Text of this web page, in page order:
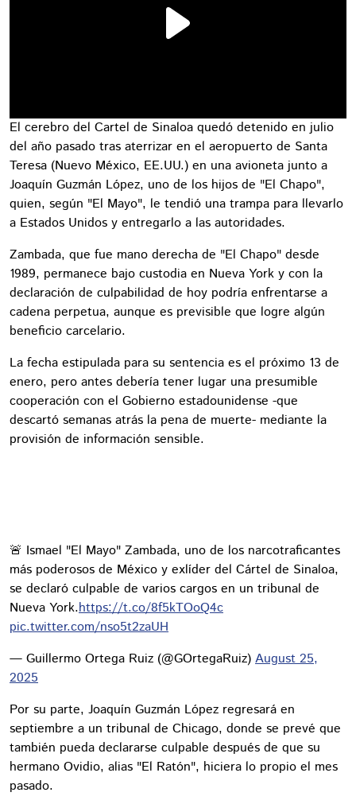
El cerebro del Cartel de Sinaloa quedó detenido en julio
del año pasado tras aterrizar en el aeropuerto de Santa
Teresa (Nuevo México, EE.UU.) en una avioneta junto a
Joaquín Guzmán López, uno de los hijos de "El Chapo",
quien, según "El Mayo", le tendió una trampa para llevarlo
a Estados Unidos y entregarlo a las autoridades.
Zambada, que fue mano derecha de "El Chapo" desde
1989, permanece bajo custodia en Nueva York y con la
declaración de culpabilidad de hoy podría enfrentarse a
cadena perpetua, aunque es previsible que logre algún
beneficio carcelario.
La fecha estipulada para su sentencia es el próximo 13 de
enero, pero antes debería tener lugar una presumible
cooperación con el Gobierno estadounidense -que
descartó semanas atrás la pena de muerte- mediante la
provisión de información sensible.
🚨 Ismael "El Mayo" Zambada, uno de los narcotraficantes
más poderosos de México y exlíder del Cártel de Sinaloa,
se declaró culpable de varios cargos en un tribunal de
Nueva York.https://t.co/8f5kTOoQ4c
pic.twitter.com/nso5t2zaUH
— Guillermo Ortega Ruiz (@GOrtegaRuiz) August 25,
2025
Por su parte, Joaquín Guzmán López regresará en
septiembre a un tribunal de Chicago, donde se prevé que
también pueda declararse culpable después de que su
hermano Ovidio, alias "El Ratón", hiciera lo propio el mes
pasado.